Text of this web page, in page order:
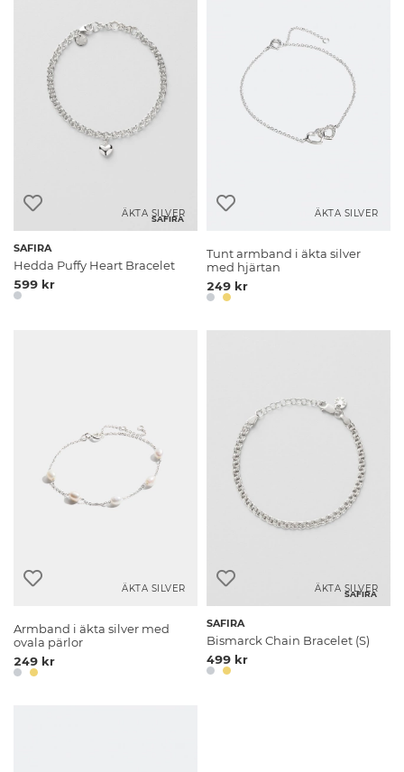
SAFIRA
ÄKTA SILVER
SAFIRA
Hedda Puffy Heart Bracelet
599 kr
ÄKTA SILVER
Tunt armband i äkta silver
med hjärtan
249 kr
ÄKTA SILVER
Armband i äkta silver med
ovala pärlor
249 kr
SAFIRA
ÄKTA SILVER
SAFIRA
Bismarck Chain Bracelet (S)
499 kr